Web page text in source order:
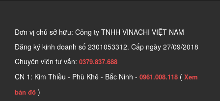
Đơn vị chủ sở hữu: Công ty TNHH VINACHI VIỆT NAM
Đăng ký kinh doanh số 2301053312. Cấp ngày 27/09/2018
Chuyên viên tư vấn: 0379.837.688
CN 1: Kim Thiều - Phù Khê - Bắc Ninh - 0961.008.118 ( Xem
bản đồ )